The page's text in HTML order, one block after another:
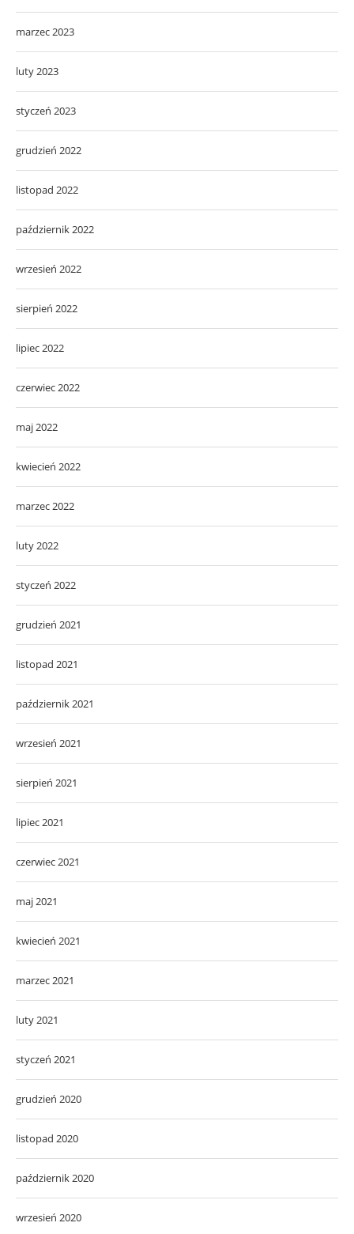
marzec 2023
luty 2023
styczeń 2023
grudzień 2022
listopad 2022
październik 2022
wrzesień 2022
sierpień 2022
lipiec 2022
czerwiec 2022
maj 2022
kwiecień 2022
marzec 2022
luty 2022
styczeń 2022
grudzień 2021
listopad 2021
październik 2021
wrzesień 2021
sierpień 2021
lipiec 2021
czerwiec 2021
maj 2021
kwiecień 2021
marzec 2021
luty 2021
styczeń 2021
grudzień 2020
listopad 2020
październik 2020
wrzesień 2020